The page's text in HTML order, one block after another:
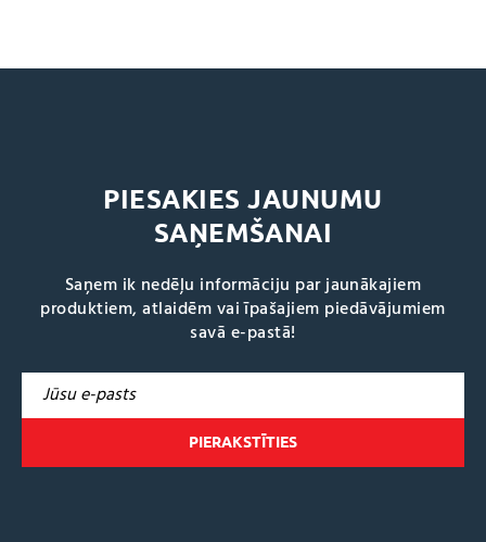
PIESAKIES JAUNUMU
SAŅEMŠANAI
Saņem ik nedēļu informāciju par jaunākajiem
produktiem, atlaidēm vai īpašajiem piedāvājumiem
savā e-pastā!